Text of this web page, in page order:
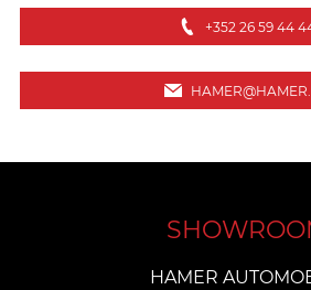
+352 26 59 44
HAMER